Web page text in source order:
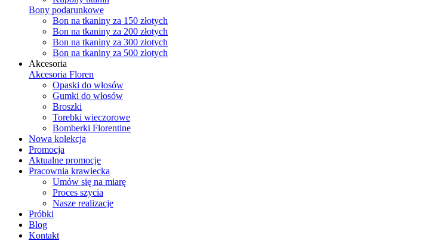
Bony podarunkowe
Bon na tkaniny za 150 złotych
Bon na tkaniny za 200 złotych
Bon na tkaniny za 300 złotych
Bon na tkaniny za 500 złotych
Akcesoria
Akcesoria Floren
Opaski do włosów
Gumki do włosów
Broszki
Torebki wieczorowe
Bomberki Florentine
Nowa kolekcja
Promocja
Aktualne promocje
Pracownia krawiecka
Umów się na miarę
Proces szycia
Nasze realizacje
Próbki
Blog
Kontakt